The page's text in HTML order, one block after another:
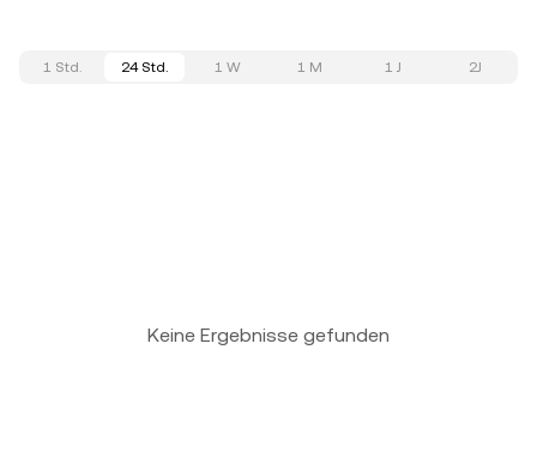
1 Std. 24 Std. 1 W 1 M 1 J 2J
Keine Ergebnisse gefunden